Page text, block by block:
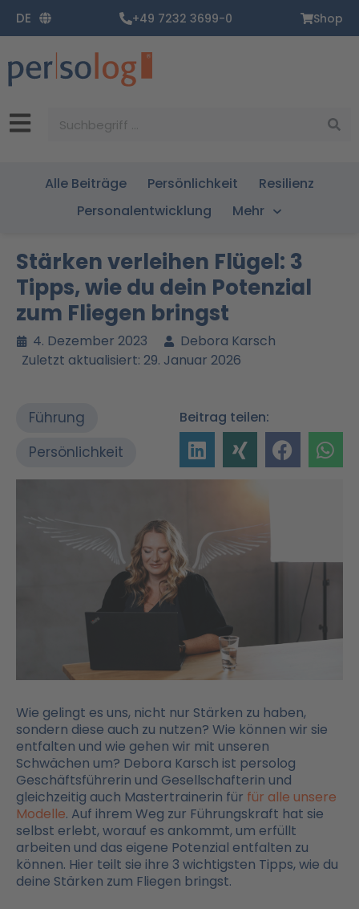
Inhalt
springen
DE +49 7232 3699-0 Shop
Alle Beiträge Persönlichkeit
Resilienz
Personalentwicklung
Mehr
Stärken verleihen Flügel: 3
Tipps, wie du dein Potenzial
zum Fliegen bringst
4. Dezember 2023
Debora Karsch
Zuletzt aktualisiert: 29. Januar 2026
Führung
Persönlichkeit
Beitrag teilen:
Wie gelingt es uns, nicht nur Stärken zu haben,
sondern diese auch zu nutzen? Wie können wir sie
entfalten und wie gehen wir mit unseren
Schwächen um? Debora Karsch ist persolog
Geschäftsführerin und Gesellschafterin und
gleichzeitig auch Mastertrainerin für für alle unsere
Modelle. Auf ihrem Weg zur Führungskraft hat sie
selbst erlebt, worauf es ankommt, um erfüllt
arbeiten und das eigene Potenzial entfalten zu
können. Hier teilt sie ihre 3 wichtigsten Tipps, wie du
deine Stärken zum Fliegen bringst.